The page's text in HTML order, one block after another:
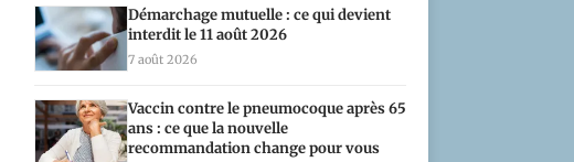
Démarchage mutuelle : ce qui devient
interdit le 11 août 2026
7 août 2026
Vaccin contre le pneumocoque après 65
ans : ce que la nouvelle
recommandation change pour vous